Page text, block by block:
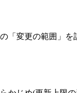
変更の範囲」を